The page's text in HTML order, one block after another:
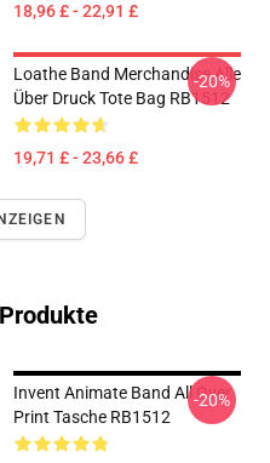
18,96 £ - 22,91 £
Loathe Band Merchandise Alle
Über Druck Tote Bag RB1512
19,71 £ - 23,66 £
-20%
Invent Animate Band All Over
Print Tasche RB1512
-20%